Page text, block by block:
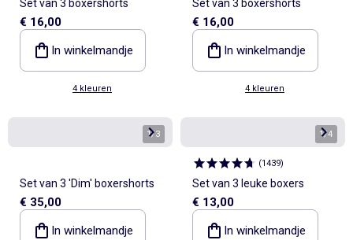
Set van 3 boxershorts
€ 16,00
In winkelmandje
4 kleuren
Set van 3 boxershorts
€ 16,00
In winkelmandje
4 kleuren
1/3
Set van 3 'Dim' boxershorts
€ 35,00
In winkelmandje
1/4
(1439)
Set van 3 leuke boxers
€ 13,00
In winkelmandje